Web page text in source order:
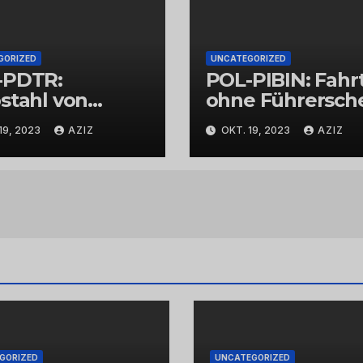
von
2023 AZIZ
UNCATEGORIZED
POL-PIBIN:
ohne
und unter
von Drogen
OKT. 19, 2023 AZIZ
UNCATEGORIZED